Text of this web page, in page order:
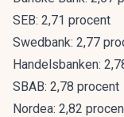
SEB: 2,71 procent
Swedbank: 2,77
Handelsbanken:
SBAB: 2,78 procent
Nordea: 2,82